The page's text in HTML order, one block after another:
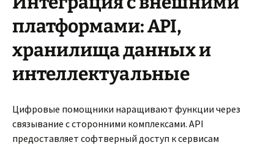
платформами: API,
хранилища данных и
интеллектуальные
Цифровые помощники наращивают функции через
связывание с сторонними комплексами. API
предоставляет софтверный доступ к сервисам